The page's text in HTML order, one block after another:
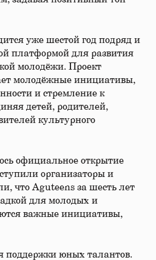
уже шестой год подряд и
платформой для развития
молодёжи. Проект
молодёжные инициативы,
и стремление к
детей, родителей,
культурного
официальное открытие
организаторы и
что Aguteens за шесть лет
для молодых и
важные инициативы,
поддержки юных талантов.